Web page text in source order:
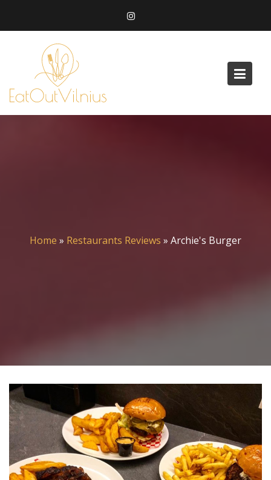
Home » Restaurants Reviews » Archie's Burger